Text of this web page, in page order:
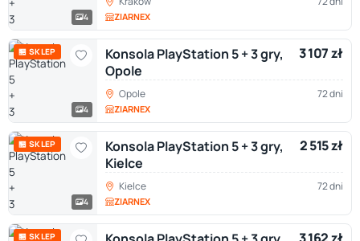
4 ZIARNEX
🏪 SKLEP
4
Konsola PlayStation 5 + 3 gry,
Opole
3 107 zł
Opole 72 dni
ZIARNEX
🏪 SKLEP
4
Konsola PlayStation 5 + 3 gry,
Kielce
2 515 zł
Kielce 72 dni
ZIARNEX
🏪 SKLEP